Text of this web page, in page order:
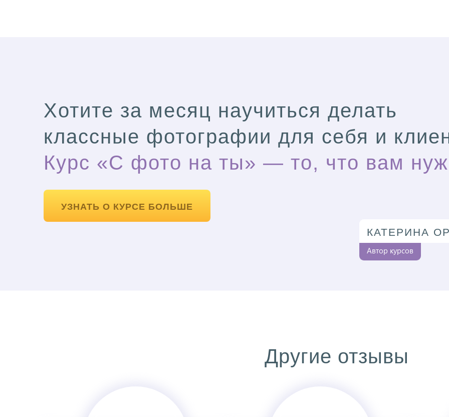
Хотите за месяц научиться делать
классные фотографии для себя и
Курс «С фото на ты» — то, что вам
УЗНАТЬ О КУРСЕ БОЛЬШЕ
КАТЕРИНА
Автор курсов
Другие отзывы